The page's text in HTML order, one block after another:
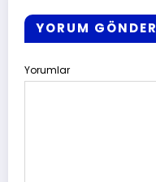
YORUM GÖNDER
Yorumlar